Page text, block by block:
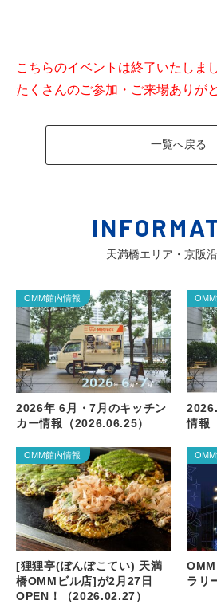
こちらのイベントは終了いたしまし
たくさんのご参加・ご来場ありが
一覧へ戻る
天満橋エリア・京阪
OMM館内情報
2026年 6月・7月のキッチン
カー情報（2026.06.25）
情報
OMM館内情報
[狸狸亭(ぽんぽこてい) 天満
橋OMMビル店]が2月27日
OPEN！（2026.02.27）
ラリ